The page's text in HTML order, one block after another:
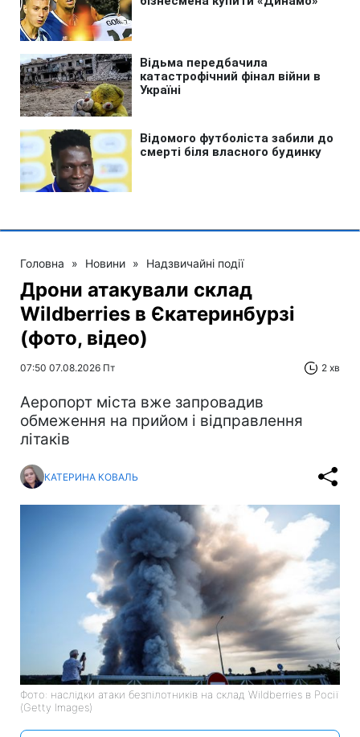
Головна » Новини » Надзвичайні події
Дрони атакували склад
Wildberries в Єкатеринбурзі
(фото, відео)
07:50 07.08.2026 Пт 2 хв
Аеропорт міста вже запровадив
обмеження на прийом і відправлення
літаків
КАТЕРИНА КОВАЛЬ
Фото: наслідки атаки безпілотників на склад Wildberries в Росії
(Getty Images)